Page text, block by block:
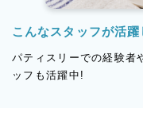
こんなスタッフが活躍
パティスリーでの経験者
ッフも活躍中!